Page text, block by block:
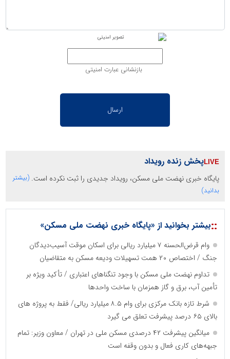
بازنشانی عبارت امنیتی
پخش زنده رویداد
پایگاه خبری نهضت ملی مسکن، رویداد جدیدی را ثبت نکرده است. (بیشتر
بدانید)
::بیشتر بخوانید از «پایگاه خبری نهضت ملی مسکن»
وام قرض‌الحسنه ۷ میلیارد ریالی برای اسکان موقت آسیب‌دیدگان
جنگ / اختصاص ۲۰ همت تسهیلات ودیعه مسکن به متقاضیان
تداوم نهضت ملی مسکن با وجود تنگناهای اعتباری / تأکید ویژه بر
تأمین آب، برق و گاز همزمان با ساخت واحدها
شرط تازه بانک مرکزی برای وام ۸.۵ میلیارد ریالی/ فقط به پروژه های
بالای ۶۵ درصد پیشرفت تعلق می گیرد
میانگین پیشرفت ۴۲ درصدی مسکن ملی در تهران / معاون وزیر: تمام
جبهه‌های کاری فعال و بدون وقفه است